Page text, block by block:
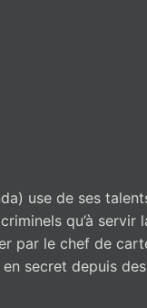
use de ses
qu’à servir
par le chef de
secret depuis